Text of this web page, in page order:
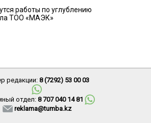
работы по углублению
ТОО «МАЭК»
редакции: 8 (7292) 53 00 03
отдел: 8 707 040 14 81
reklama@tumba.kz